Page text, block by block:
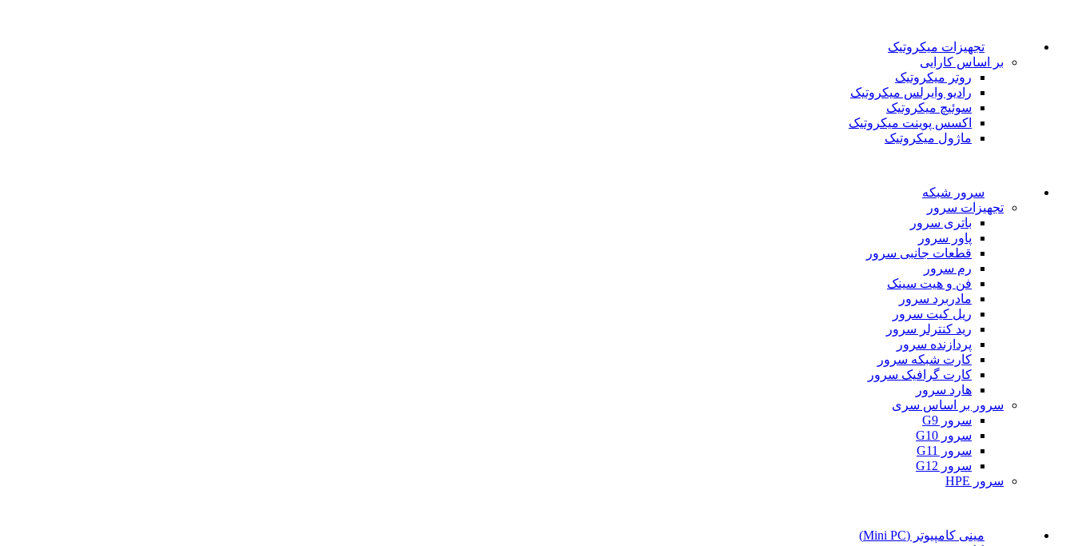
تجهیزات میکروتیک
بر اساس کارایی
روتر میکروتیک
رادیو وایرلس میکروتیک
سوئیچ میکروتیک
اکسس پوینت میکروتیک
ماژول میکروتیک
سرور شبکه
تجهیزات سرور
باتری سرور
پاور سرور
قطعات جانبی سرور
رم سرور
فن و هیت سینک
مادربرد سرور
ریل کیت سرور
رید کنترلر سرور
پردازنده سرور
کارت شبکه سرور
کارت گرافیک سرور
هارد سرور
سرور بر اساس سری
سرور G9
سرور G10
سرور G11
سرور G12
سرور HPE
مینی کامپیوتر (Mini PC)